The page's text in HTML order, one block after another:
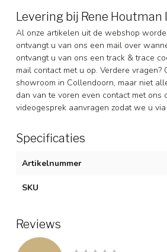
Levering bij Rene Houtman
Al onze artikelen uit de webshop
ontvangt u van ons een mail over
ontvangt u van ons een track & trace
mail contact met u op. Verdere vragen?
showroom in Collendoorn, maar niet
dan van te voren even contact met ons
videogesprek aanvragen zodat we u
Specificaties
Artikelnummer
SKU
Reviews